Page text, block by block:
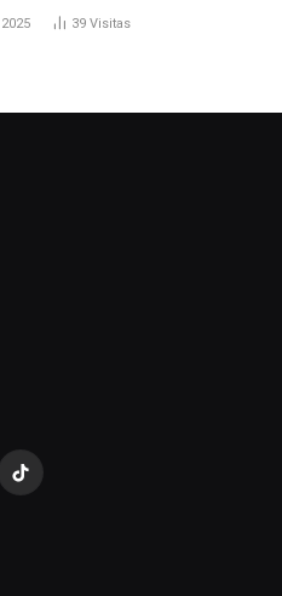
Censori, mulher de
39 Visitas
TikTok